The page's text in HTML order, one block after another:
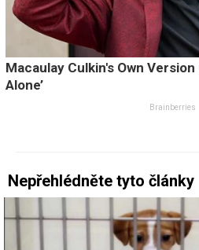
Nepřehlédněte tyto články